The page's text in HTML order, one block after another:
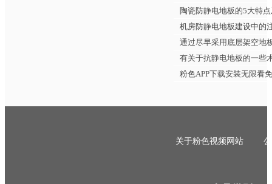
陶瓷防静电地板的5大特
机房防静电地板建设中的
通过尽早采用底层架空地
有关于抗静电地板的一些
粉色APP下载安装无限看
关于粉色视频网站